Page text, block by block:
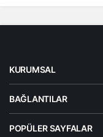
KURUMSAL
BAĞLANTILAR
POPÜLER SAYFALAR